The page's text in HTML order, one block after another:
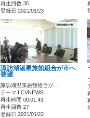
再生回数 35
登録日 2021/01/23
諏訪湖温泉旅館組合が市へ
要望
諏訪湖温泉旅館組合が…
テーマ LCVNEWS
再生時間 00:01:43
再生回数 27
登録日 2021/01/22